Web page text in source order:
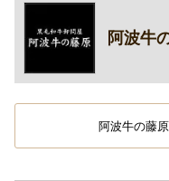
阿波牛
阿波牛の藤